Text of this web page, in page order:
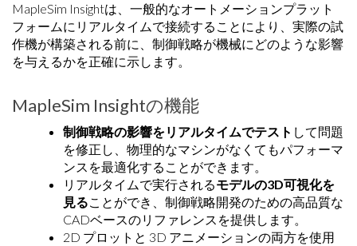
MapleSim Insightは、一般的なオートメーションプラット
フォームにリアルタイムで接続することにより、実際の試
作機が構築される前に、制御戦略が機械にどのような影響
を与えるかを正確に示します。
MapleSim Insightの機能
制御戦略の影響をリアルタイムでテスト して問題
を修正し、物理的なマシンがなくてもパフォーマ
ンスを最適化することができます。
リアルタイムで実行されるモデルの3D可視化を
見ることができ、制御戦略開発のための高品質な
CADベースのリファレンスを提供します。
2D プロットと 3D アニメーションの両方を使用